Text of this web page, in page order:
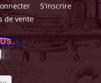
S'inscrire
de vente